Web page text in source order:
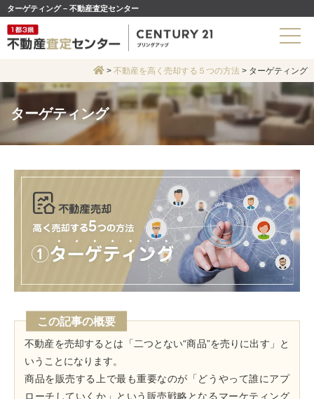
ターゲティング – 不動産査定センター
> 不動産を高く売却する５つの方法 > ターゲティング
ターゲティング
この記事の概要
不動産を売却するとは「二つとない“商品”を売りに出す」と
いうことになります。
商品を販売する上で最も重要なのが「どうやって誰にアプ
ローチしていくか」という販売戦略となるマーケティング